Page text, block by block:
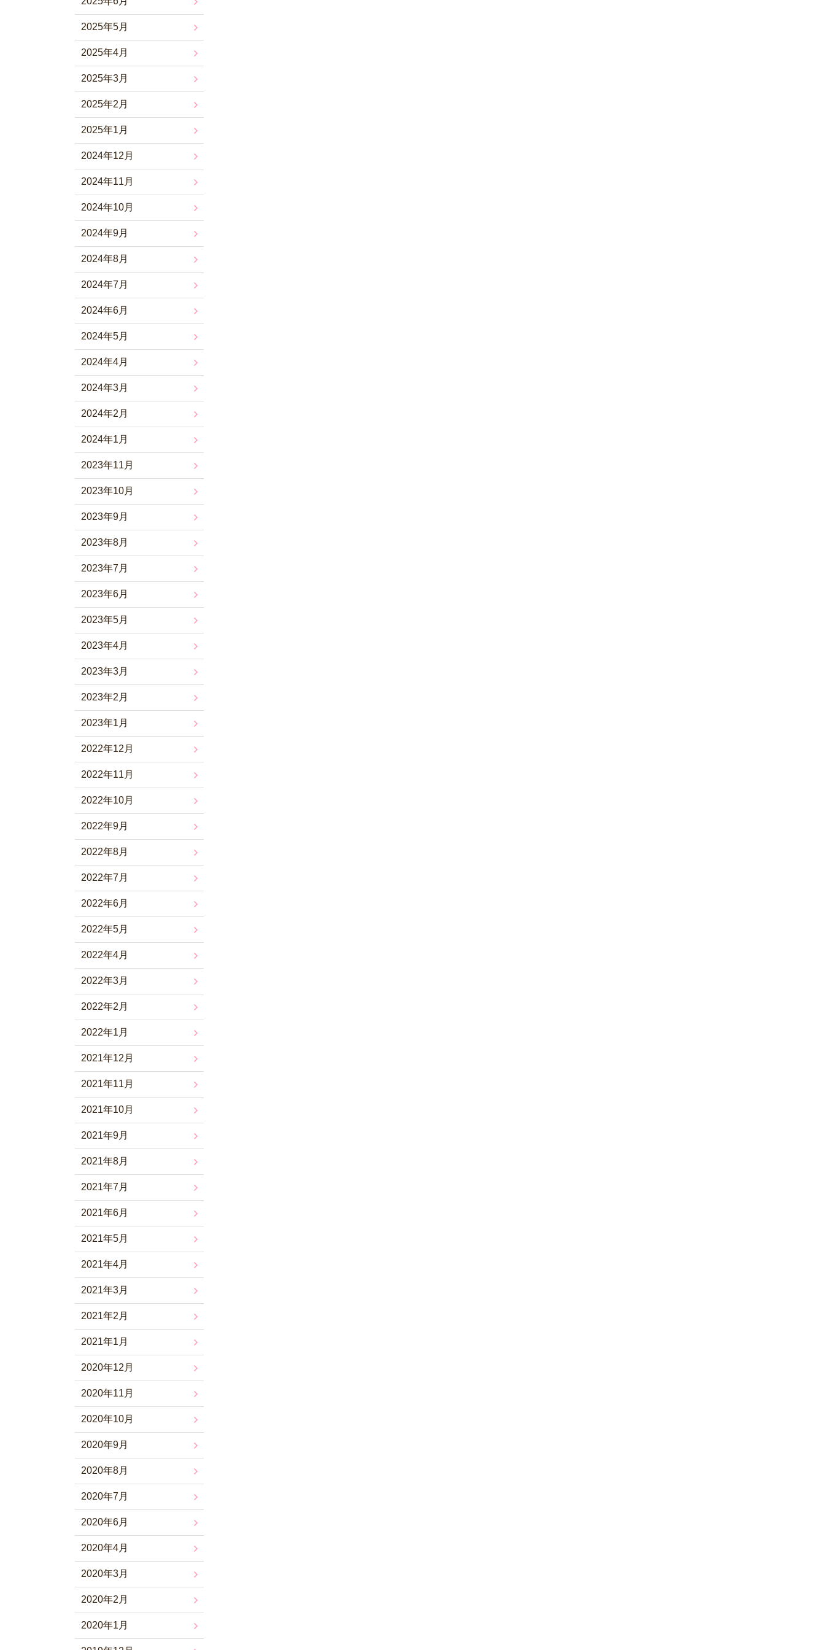
2025年5月
2025年4月
2025年3月
2025年2月
2025年1月
2024年12月
2024年11月
2024年10月
2024年9月
2024年8月
2024年7月
2024年6月
2024年5月
2024年4月
2024年3月
2024年2月
2024年1月
2023年11月
2023年10月
2023年9月
2023年8月
2023年7月
2023年6月
2023年5月
2023年4月
2023年3月
2023年2月
2023年1月
2022年12月
2022年11月
2022年10月
2022年9月
2022年8月
2022年7月
2022年6月
2022年5月
2022年4月
2022年3月
2022年2月
2022年1月
2021年12月
2021年11月
2021年10月
2021年9月
2021年8月
2021年7月
2021年6月
2021年5月
2021年4月
2021年3月
2021年2月
2021年1月
2020年12月
2020年11月
2020年10月
2020年9月
2020年8月
2020年7月
2020年6月
2020年4月
2020年3月
2020年2月
2020年1月